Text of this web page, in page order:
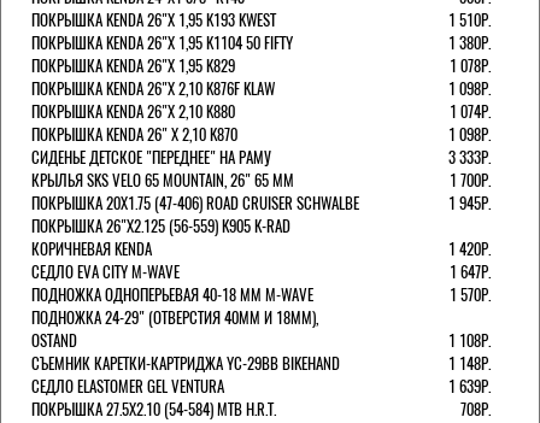
ПОКРЫШКА KENDA 26"Х 1,95 K193 KWEST
1 510Р.
ПОКРЫШКА KENDA 26"Х 1,95 K1104 50 FIFTY
1 380Р.
ПОКРЫШКА KENDA 26"Х 1,95 K829
1 078Р.
ПОКРЫШКА KENDA 26"Х 2,10 K876F KLAW
1 098Р.
ПОКРЫШКА KENDA 26"Х 2,10 K880
1 074Р.
ПОКРЫШКА KENDA 26" Х 2,10 K870
1 098Р.
СИДЕНЬЕ ДЕТСКОЕ "ПЕРЕДНЕЕ" НА РАМУ
3 333Р.
КРЫЛЬЯ SKS VELO 65 MOUNTAIN, 26" 65 ММ
1 700Р.
ПОКРЫШКА 20X1.75 (47-406) ROAD CRUISER SCHWALBE
1 945Р.
ПОКРЫШКА 26"Х2.125 (56-559) K905 K-RAD
КОРИЧНЕВАЯ KENDA
1 420Р.
СЕДЛО EVA CITY M-WAVE
1 647Р.
ПОДНОЖКА ОДНОПЕРЬЕВАЯ 40-18 ММ M-WAVE
1 570Р.
ПОДНОЖКА 24-29" (ОТВЕРСТИЯ 40ММ И 18ММ),
OSTAND
1 108Р.
СЪЕМНИК КАРЕТКИ-КАРТРИДЖА YC-29BB BIKEHAND
1 148Р.
СЕДЛО ELASTOMER GEL VENTURA
1 639Р.
ПОКРЫШКА 27.5X2.10 (54-584) MTB H.R.T.
708Р.